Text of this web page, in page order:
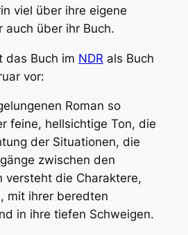
viel über ihre eigene
auch über ihr Buch.
das Buch im NDR als Buch
vor:
Roman so
feine, hellsichtige Ton, die
der Situationen, die
zwischen den
versteht die Charaktere,
mit ihrer beredten
in ihre tiefen Schweigen.